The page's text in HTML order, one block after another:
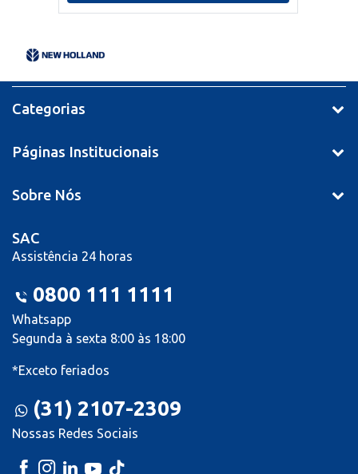
Categorias
Páginas Institucionais
Sobre Nós
SAC
Assistência 24 horas
0800 111 1111
Whatsapp
Segunda à sexta 8:00 às 18:00
*Exceto feriados
(31) 2107-2309
Nossas Redes Sociais